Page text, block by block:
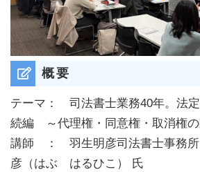
概要
テーマ： 司法書士業務40年。法定
続編 ～代理権・同意権・取消権の
講師 ： 羽生明彦司法書士事務
彦（はぶ はるひこ） 氏